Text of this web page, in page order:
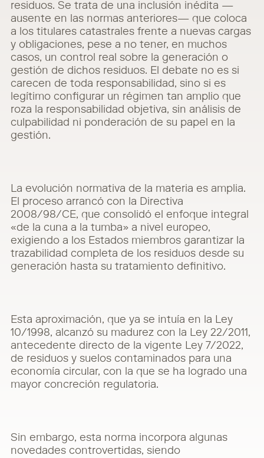
residuos. Se trata de una inclusión inédita —
ausente en las normas anteriores— que coloca
a los titulares catastrales frente a nuevas cargas
y obligaciones, pese a no tener, en muchos
casos, un control real sobre la generación o
gestión de dichos residuos. El debate no es si
carecen de toda responsabilidad, sino si es
legítimo configurar un régimen tan amplio que
roza la responsabilidad objetiva, sin análisis de
culpabilidad ni ponderación de su papel en la
gestión.
La evolución normativa de la materia es amplia.
El proceso arrancó con la Directiva
2008/98/CE, que consolidó el enfoque integral
«de la cuna a la tumba» a nivel europeo,
exigiendo a los Estados miembros garantizar la
trazabilidad completa de los residuos desde su
generación hasta su tratamiento definitivo.
Esta aproximación, que ya se intuía en la Ley
10/1998, alcanzó su madurez con la Ley 22/2011,
antecedente directo de la vigente Ley 7/2022,
de residuos y suelos contaminados para una
economía circular, con la que se ha logrado una
mayor concreción regulatoria.
Sin embargo, esta norma incorpora algunas
novedades controvertidas, siendo